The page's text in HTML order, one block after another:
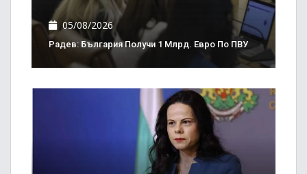
05/08/2026
Радев: България Получи 1 Млрд. Евро По ПВУ